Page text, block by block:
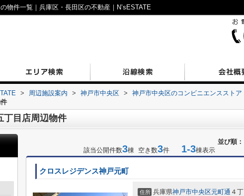
物件一覧｜兵庫区・長田区の不動産｜N’sESTATE
> 周辺施設案内 > 神戸市中央区 > 神戸市中央区のコンビニエンスストア
丁目店周辺物件
並び順：
該当公開件数3棟 空き数3件 1-3棟表示
クロスレジデンス神戸元町
住所 兵庫県神戸市中央区元町通 ４